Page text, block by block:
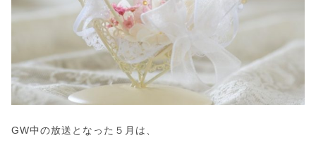
GW中の放送となった５月は、